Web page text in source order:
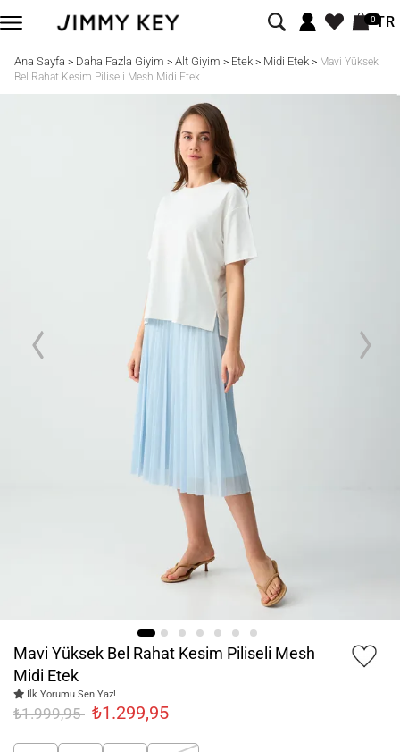
0TR
Ana Sayfa > Daha Fazla Giyim > Alt Giyim > Etek> Midi Etek> Mavi Yüksek
Bel Rahat Kesim Piliseli Mesh Midi Etek
Mavi Yüksek Bel Rahat Kesim Piliseli Mesh
Midi Etek
İlk Yorumu Sen Yaz!
₺1.999,95 ₺1.299,95